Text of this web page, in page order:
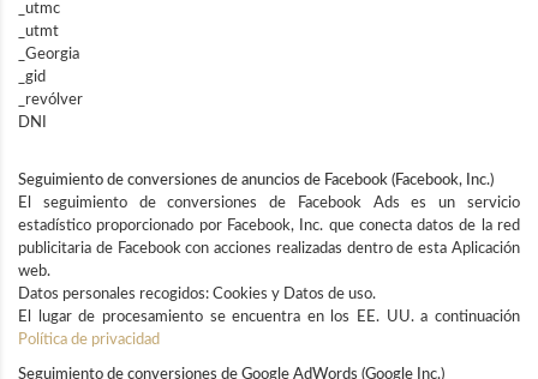
_utmc
_utmt
_Georgia
_gid
_revólver
DNI
Seguimiento de conversiones de anuncios de Facebook (Facebook, Inc.)
El seguimiento de conversiones de Facebook Ads es un servicio
estadístico proporcionado por Facebook, Inc. que conecta datos de la red
publicitaria de Facebook con acciones realizadas dentro de esta Aplicación
web.
Datos personales recogidos: Cookies y Datos de uso.
El lugar de procesamiento se encuentra en los EE. UU. a continuación
Política de privacidad
Seguimiento de conversiones de Google AdWords (Google Inc.)